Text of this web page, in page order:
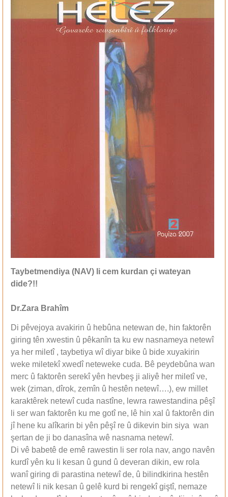
Taybetmendiya (NAV) li cem kurdan çi wateyan
dide?!!
Dr.Zara Brahîm
Di pêvejoya avakirin û hebûna netewan de, hin faktorên
giring tên xwestin û pêkanîn ta ku ew nasnameya netewî
ya her miletî , taybetiya wî diyar bike û bide xuyakirin
weke miletekî xwedî neteweke cuda. Bê peydebûna wan
merc û faktorên serekî yên hevbeş ji aliyê her miletî ve,
wek (ziman, dîrok, zemîn û hestên netewî….), ew millet
karaktêrek netewî cuda nastîne, lewra rawestandina pêşî
li ser wan faktorên ku me gotî ne, lê hin xal û faktorên din
jî hene ku alîkarin bi yên pêşî re û dikevin bin siya wan
şertan de ji bo danasîna wê nasnama netewî.
Di vê babetê de emê rawestin li ser rola nav, ango navên
kurdî yên ku li kesan û gund û deveran dikin, ew rola
wanî giring di parastina netewî de, û bilindkirina hestên
netewî li nik kesan û gelê kurd bi rengekî giştî, nemaze